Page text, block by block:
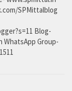
SPMittalblog
Blog-
WhatsApp Group-